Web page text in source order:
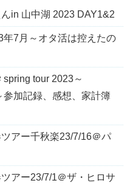
in 山中湖 2023 DAY1&2
7月～オタ活は控えたの
spring tour 2023～
加記録、感想、家計簿
アー千秋楽23/7/16＠パ
アー23/7/1＠ザ・ヒロサ